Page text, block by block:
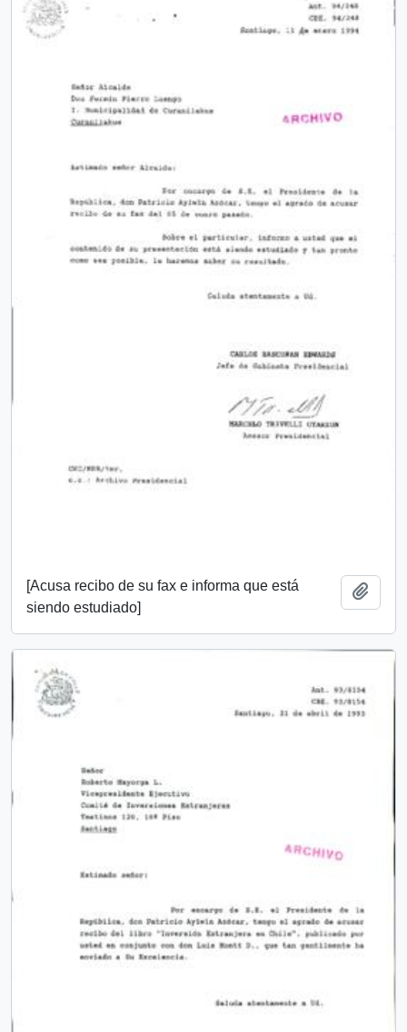
[Acusa recibo de su fax e informa que está
siendo estudiado]